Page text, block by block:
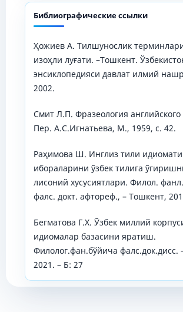
Библиографические ссылки
Ҳожиев А. Тилшунослик
изоҳли луғати. –Тошкент.
энсиклопедияси давлат илмий
2002.
Смит Л.П. Фразеология английского
Пер. А.С.Игнатьева, М., 1959, с. 42.
Раҳимова Ш. Инглиз тили
ибораларини ўзбек тилига
лисоний хусусиятлари. Филол.
фалс. докт. афтореф., – Тошкент,
Бегматова Г.Х. Ўзбек миллий
идиомалар базасини яратиш.
Филолог.фан.бўйича фалс.док.дисс.
2021. – Б: 27